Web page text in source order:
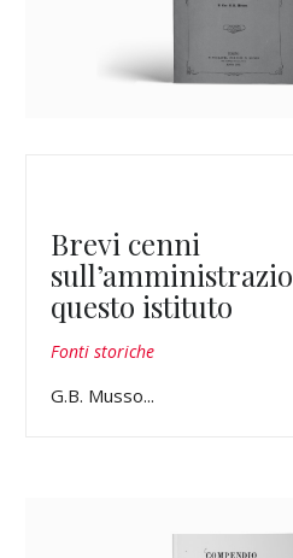
Brevi cenni
questo istituto
Fonti storiche
G.B. Musso...